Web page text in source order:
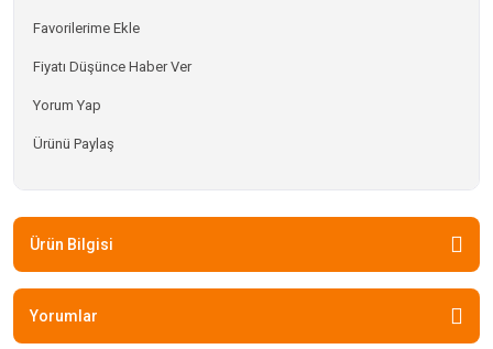
Fiyatı Düşünce Haber Ver
Yorum Yap
Ürünü Paylaş
Ürün Bilgisi
Yorumlar